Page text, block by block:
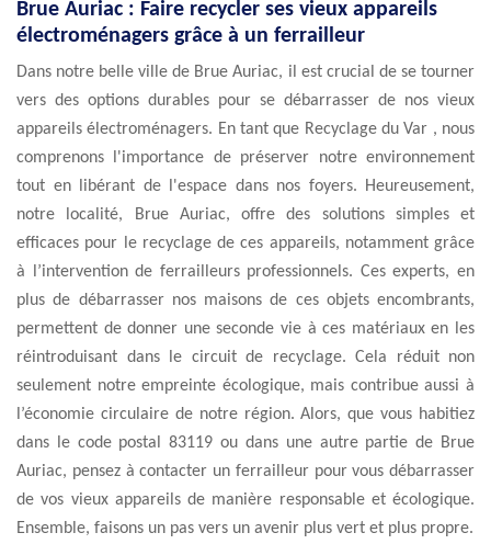
Brue Auriac : Faire recycler ses vieux appareils
électroménagers grâce à un ferrailleur
Dans notre belle ville de Brue Auriac, il est crucial de se tourner
vers des options durables pour se débarrasser de nos vieux
appareils électroménagers. En tant que Recyclage du Var , nous
comprenons l'importance de préserver notre environnement
tout en libérant de l'espace dans nos foyers. Heureusement,
notre localité, Brue Auriac, offre des solutions simples et
efficaces pour le recyclage de ces appareils, notamment grâce
à l’intervention de ferrailleurs professionnels. Ces experts, en
plus de débarrasser nos maisons de ces objets encombrants,
permettent de donner une seconde vie à ces matériaux en les
réintroduisant dans le circuit de recyclage. Cela réduit non
seulement notre empreinte écologique, mais contribue aussi à
l’économie circulaire de notre région. Alors, que vous habitiez
dans le code postal 83119 ou dans une autre partie de Brue
Auriac, pensez à contacter un ferrailleur pour vous débarrasser
de vos vieux appareils de manière responsable et écologique.
Ensemble, faisons un pas vers un avenir plus vert et plus propre.